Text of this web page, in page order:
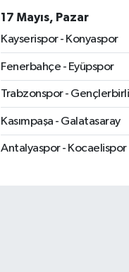
17 Mayıs, Pazar
Kayserispor - Konyaspor
Fenerbahçe - Eyüpspor
Trabzonspor -
Kasımpaşa - Galatasaray
Antalyaspor - Kocaelispor